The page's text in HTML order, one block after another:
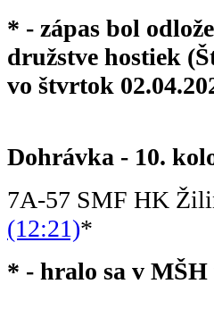
* - zápas bol
družstve hostiek
vo štvrtok
Dohrávka - 10.
7A-57 SMF HK
(12:21)*
* - hralo sa v